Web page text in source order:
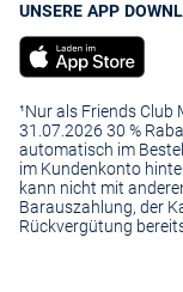
UNSERE APP
¹Nur als Friends Club
31.07.2026 30 %
automatisch im
im Kundenkonto
kann nicht mit
Barauszahlung, der
Rückvergütung